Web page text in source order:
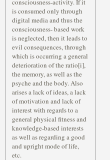
consciousness-activity. If it
is consumed only through
digital media and thus the
consciousness- based work
is neglected, then it leads to
evil consequences, through
which is occurring a general
deterioration of the ratio[i],
the memory, as well as the
psyche and the body. Also
arises a lack of ideas, a lack
of motivation and lack of
interest with regards to a
general physical fitness and
knowledge-based interests
as well as regarding a good
and upright mode of life,
etc.